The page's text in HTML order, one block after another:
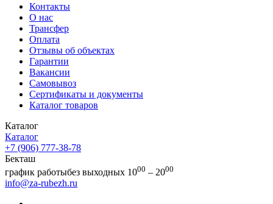
Контакты
О нас
Трансфер
Оплата
Отзывы об объектах
Гарантии
Вакансии
Самовывоз
Сертификаты и документы
Каталог товаров
Каталог
Каталог
+7 (906) 777-38-78
Бекташ
график работыбез выходных 1000 – 2000
info@za-rubezh.ru